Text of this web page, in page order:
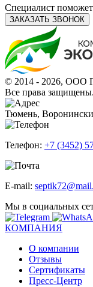
Специалист
ЗАКАЗАТЬ ЗВОНОК
© 2014 - 2026,
Все права защищены.
Тюмень,
Телефон: +7 (3452)
E-mail:
Мы в социальных
КОМПАНИЯ
О компании
Отзывы
Сертификаты
Пресс-Центр